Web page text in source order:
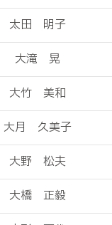
太田 明子
大滝 晃
大竹 美和
大月 久美子
大野 松夫
大橋 正毅